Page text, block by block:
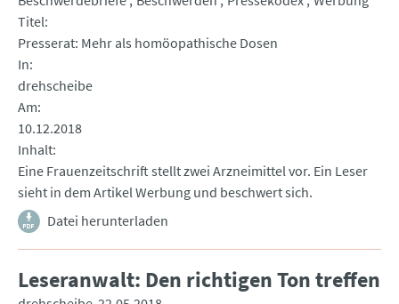
Titel
Presserat: Mehr als homöopathische Dosen
In
drehscheibe
Am
10.12.2018
Inhalt
Eine Frauenzeitschrift stellt zwei Arzneimittel vor. Ein Leser
sieht in dem Artikel Werbung und beschwert sich.
Datei herunterladen
Leseranwalt: Den richtigen Ton treffen